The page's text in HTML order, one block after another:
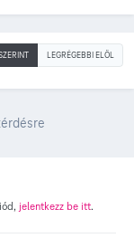
LEGRÉGEBBI ELÖL
jelentkezz be itt.